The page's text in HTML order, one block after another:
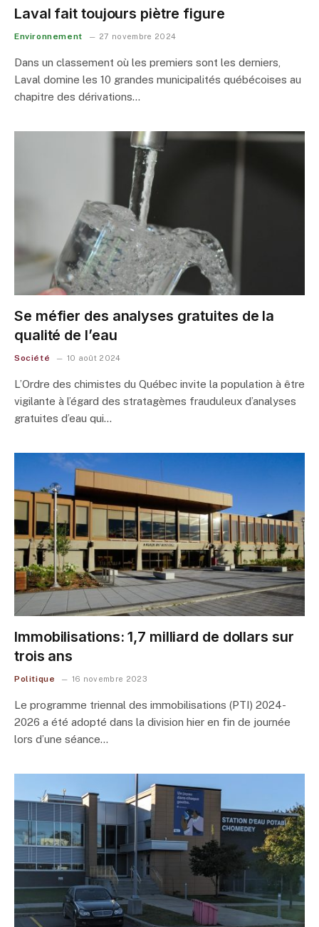
Laval fait toujours piètre figure
Environnement 27 novembre 2024
Dans un classement où les premiers sont les derniers,
Laval domine les 10 grandes municipalités québécoises au
chapitre des dérivations…
Se méfier des analyses gratuites de la
qualité de l’eau
Société 10 août 2024
L’Ordre des chimistes du Québec invite la population à être
vigilante à l’égard des stratagèmes frauduleux d’analyses
gratuites d’eau qui…
Immobilisations: 1,7 milliard de dollars sur
trois ans
Politique 16 novembre 2023
Le programme triennal des immobilisations (PTI) 2024-
2026 a été adopté dans la division hier en fin de journée
lors d’une séance…